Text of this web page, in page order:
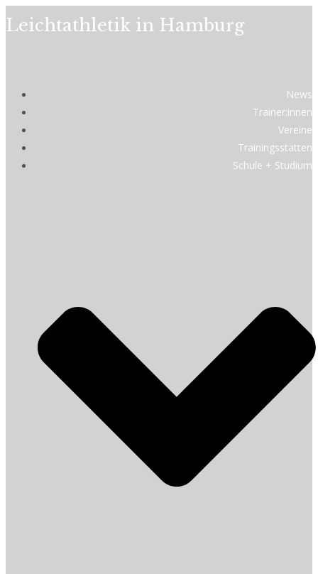
Leichtathletik in Hamburg
News
Trainer:innen
Vereine
Trainingsstätten
Schule + Studium